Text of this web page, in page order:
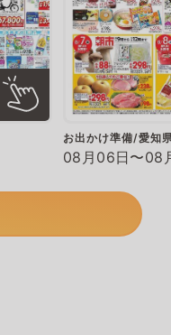
お出かけ準備/愛知
08月06日〜08